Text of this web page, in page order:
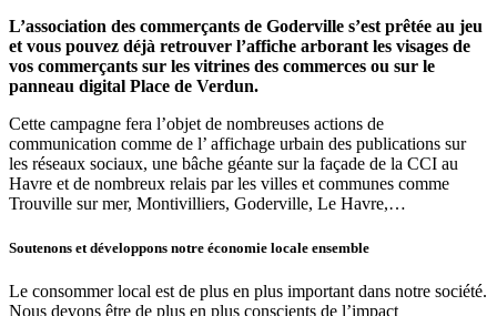
L’association des commerçants de Goderville s’est prêtée au jeu
et vous pouvez déjà retrouver l’affiche arborant les visages de
vos commerçants sur les vitrines des commerces ou sur le
panneau digital Place de Verdun.
Cette campagne fera l’objet de nombreuses actions de
communication comme de l’ affichage urbain des publications sur
les réseaux sociaux, une bâche géante sur la façade de la CCI au
Havre et de nombreux relais par les villes et communes comme
Trouville sur mer, Montivilliers, Goderville, Le Havre,…
Soutenons et développons notre économie locale ensemble
Le consommer local est de plus en plus important dans notre société.
Nous devons être de plus en plus conscients de l’impact